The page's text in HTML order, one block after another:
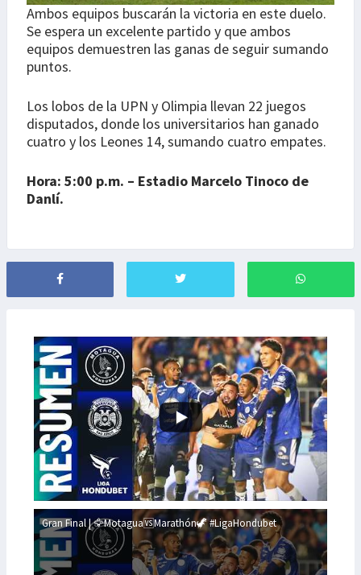
Ambos equipos buscarán la victoria en este duelo.
Se espera un excelente partido y que ambos
equipos demuestren las ganas de seguir sumando
puntos.
Los lobos de la UPN y Olimpia llevan 22 juegos
disputados, donde los universitarios han ganado
cuatro y los Leones 14, sumando cuatro empates.
Hora: 5:00 p.m. – Estadio Marcelo Tinoco de
Danlí.
Gran Final | 🦅Motagua🆚Marathón🦖 #LigaHondubet